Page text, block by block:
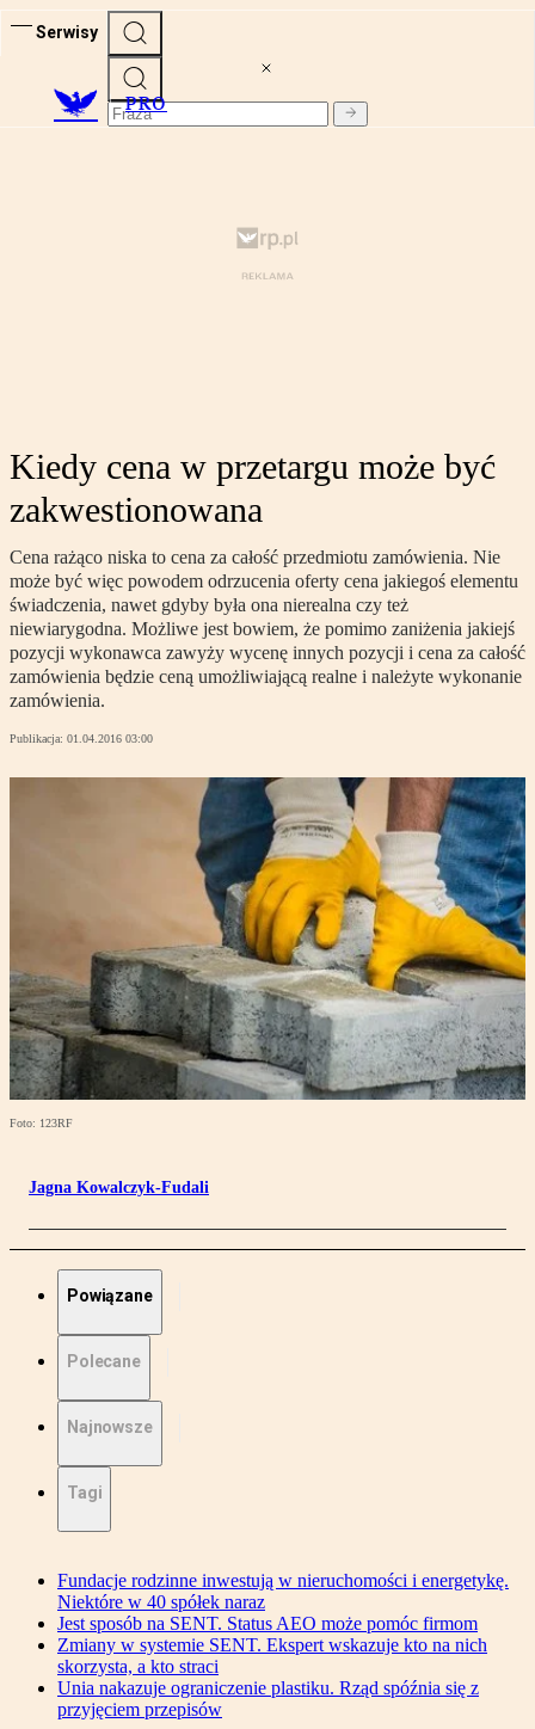
Serwisy
PRO
Kiedy cena w przetargu może być
zakwestionowana
Cena rażąco niska to cena za całość przedmiotu zamówienia. Nie
może być więc powodem odrzucenia oferty cena jakiegoś elementu
świadczenia, nawet gdyby była ona nierealna czy też
niewiarygodna. Możliwe jest bowiem, że pomimo zaniżenia jakiejś
pozycji wykonawca zawyży wycenę innych pozycji i cena za całość
zamówienia będzie ceną umożliwiającą realne i należyte wykonanie
zamówienia.
Publikacja: 01.04.2016 03:00
Foto: 123RF
Jagna Kowalczyk-Fudali
Powiązane
Polecane
Najnowsze
Tagi
Fundacje rodzinne inwestują w nieruchomości i energetykę.
Niektóre w 40 spółek naraz
Jest sposób na SENT. Status AEO może pomóc firmom
Zmiany w systemie SENT. Ekspert wskazuje kto na nich
skorzysta, a kto straci
Unia nakazuje ograniczenie plastiku. Rząd spóźnia się z
przyjęciem przepisów